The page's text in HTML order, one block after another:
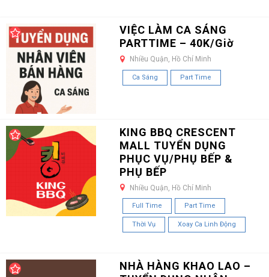
VIỆC LÀM CA SÁNG
PARTTIME – 40K/Giờ
Nhiều Quận, Hồ Chí Minh
Ca Sáng Part Time
KING BBQ CRESCENT
MALL TUYỂN DỤNG
PHỤC VỤ/PHỤ BẾP &
PHỤ BẾP
Nhiều Quận, Hồ Chí Minh
Full Time Part Time
Thời Vụ Xoay Ca Linh Động
NHÀ HÀNG KHAO LAO –